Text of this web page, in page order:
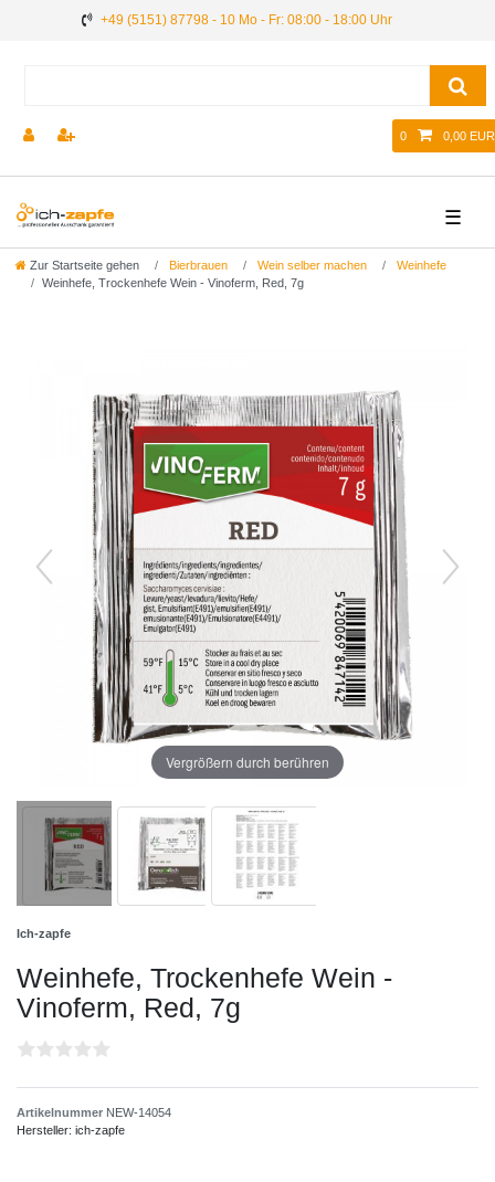
+49 (5151) 87798 - 10 Mo - Fr: 08:00 - 18:00 Uhr
0 0,00 EUR
☰
Zur Startseite gehen Bierbrauen Wein selber machen
Weinhefe
Weinhefe, Trockenhefe Wein - Vinoferm, Red, 7g
Vergrößern durch berühren
Ich-zapfe
Weinhefe, Trockenhefe Wein -
Vinoferm, Red, 7g
Artikelnummer NEW-14054
Hersteller: ich-zapfe